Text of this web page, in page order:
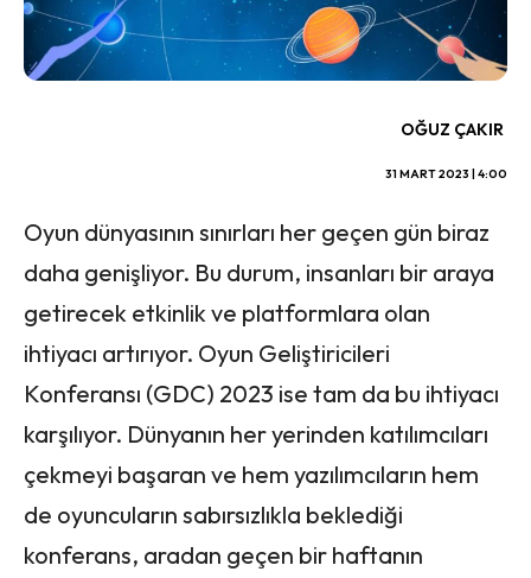
OĞUZ ÇAKIR
31 MART 2023 | 4:00
Oyun dünyasının sınırları her geçen gün biraz
daha genişliyor. Bu durum, insanları bir araya
getirecek etkinlik ve platformlara olan
ihtiyacı artırıyor. Oyun Geliştiricileri
Konferansı (GDC) 2023 ise tam da bu ihtiyacı
karşılıyor. Dünyanın her yerinden katılımcıları
çekmeyi başaran ve hem yazılımcıların hem
de oyuncuların sabırsızlıkla beklediği
konferans, aradan geçen bir haftanın